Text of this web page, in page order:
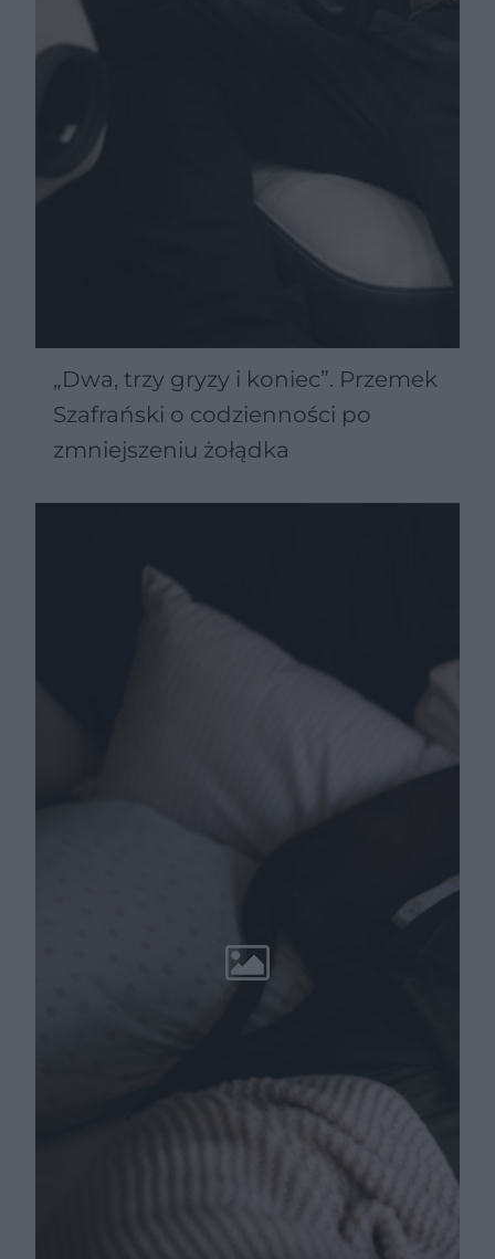
„Dwa, trzy gryzy i koniec”. Przemek
Szafrański o codzienności po
zmniejszeniu żołądka